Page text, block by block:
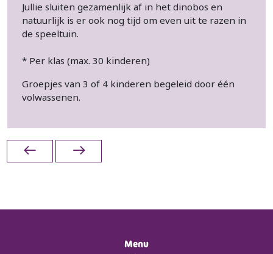
Jullie sluiten gezamenlijk af in het dinobos en
natuurlijk is er ook nog tijd om even uit te razen in
de speeltuin.
* Per klas (max. 30 kinderen)
Groepjes van 3 of 4 kinderen begeleid door één
volwassenen.
Menu